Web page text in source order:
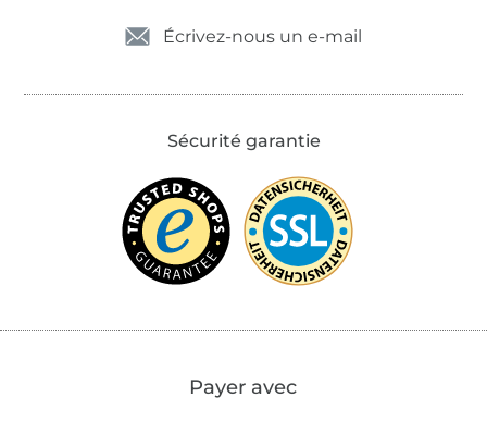
Écrivez-nous un e-mail
Sécurité garantie
Payer avec